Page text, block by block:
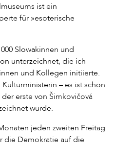
ist ein
für »esoterische
Slowakinnen und
unterzeichnet, die ich
und Kollegen initiierte.
– es ist schon
erste von Šimkovičová
wurde.
jeden zweiten Freitag
die Demokratie auf die